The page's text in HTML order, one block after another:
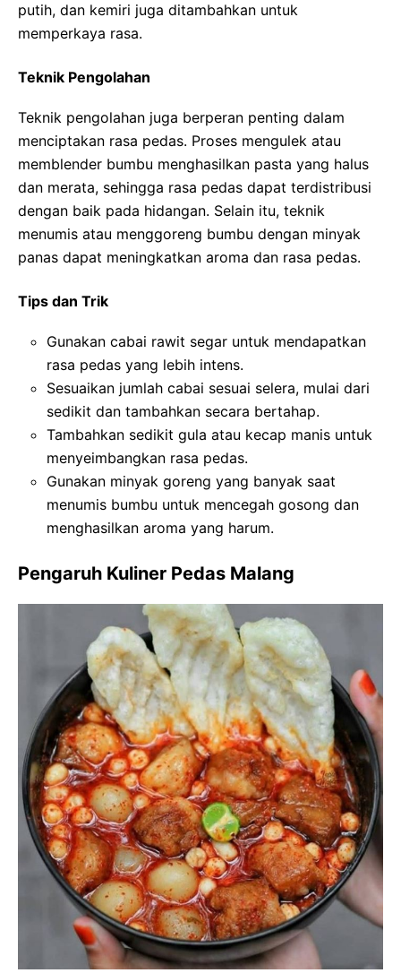
putih, dan kemiri juga ditambahkan untuk
memperkaya rasa.
Teknik Pengolahan
Teknik pengolahan juga berperan penting dalam
menciptakan rasa pedas. Proses mengulek atau
memblender bumbu menghasilkan pasta yang halus
dan merata, sehingga rasa pedas dapat terdistribusi
dengan baik pada hidangan. Selain itu, teknik
menumis atau menggoreng bumbu dengan minyak
panas dapat meningkatkan aroma dan rasa pedas.
Tips dan Trik
Gunakan cabai rawit segar untuk mendapatkan
rasa pedas yang lebih intens.
Sesuaikan jumlah cabai sesuai selera, mulai dari
sedikit dan tambahkan secara bertahap.
Tambahkan sedikit gula atau kecap manis untuk
menyeimbangkan rasa pedas.
Gunakan minyak goreng yang banyak saat
menumis bumbu untuk mencegah gosong dan
menghasilkan aroma yang harum.
Pengaruh Kuliner Pedas Malang